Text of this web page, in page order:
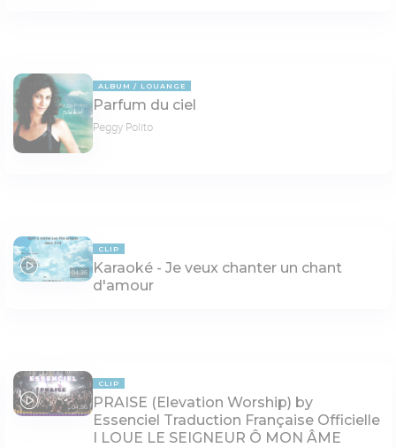
ALBUM LOUANGE
Parfum du ciel
Peggy Polito
04:36
CLIP
Karaoké - Je veux chanter un chant
d'amour
04:56
CLIP
PRAISE (Elevation Worship) by
Essenciel Traduction Française Officielle
I LOUE LE SEIGNEUR Ô MON ÂME